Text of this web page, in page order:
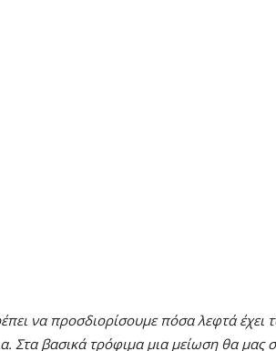
να προσδιορίσουμε πόσα λεφτά έχει
Στα βασικά τρόφιμα μια μείωση θα μας